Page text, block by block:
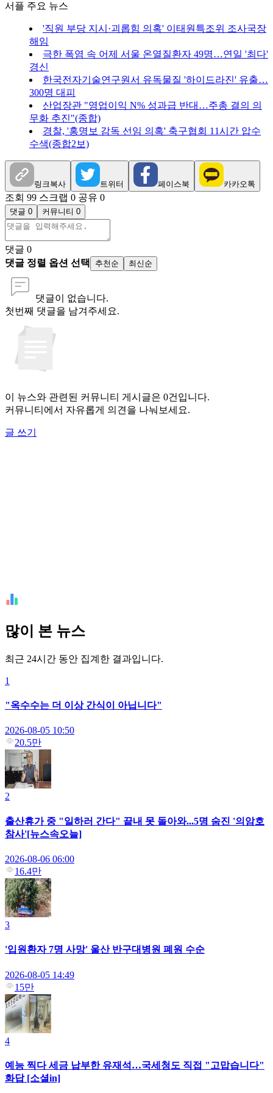
서플 주요 뉴스
'직원 부당 지시·괴롭힘 의혹' 이태원특조위 조사국장
해임
극한 폭염 속 어제 서울 온열질환자 49명…연일 '최다'
경신
한국전자기술연구원서 유독물질 '하이드라진' 유출…
300명 대피
산업장관 "영업이익 N% 성과급 반대…주총 결의 의
무화 추진"(종합)
경찰, '홍명보 감독 선임 의혹' 축구협회 11시간 압수
수색(종합2보)
링크복사 트위터 페이스북 카카오톡
조회 99 스크랩 0 공유 0
댓글 0 커뮤니티 0
댓글 0
댓글 정렬 옵션 선택
추천순 최신순
댓글이 없습니다.
첫번째 댓글을 남겨주세요.
이 뉴스와 관련된 커뮤니티 게시글은 0건입니다.
커뮤니티에서 자유롭게 의견을 나눠보세요.
글 쓰기
많이 본 뉴스
최근 24시간 동안 집계한 결과입니다.
1
"옥수수는 더 이상 간식이 아닙니다"
2026-08-05 10:50
20.5만
2
출산휴가 중 "일하러 간다" 끝내 못 돌아와...5명 숨진 '의암호
참사'[뉴스속오늘]
2026-08-06 06:00
16.4만
3
'입원환자 7명 사망' 울산 반구대병원 폐원 수순
2026-08-05 14:49
15만
4
예능 찍다 세금 납부한 유재석…국세청도 직접 "고맙습니다"
화답 [소셜in]